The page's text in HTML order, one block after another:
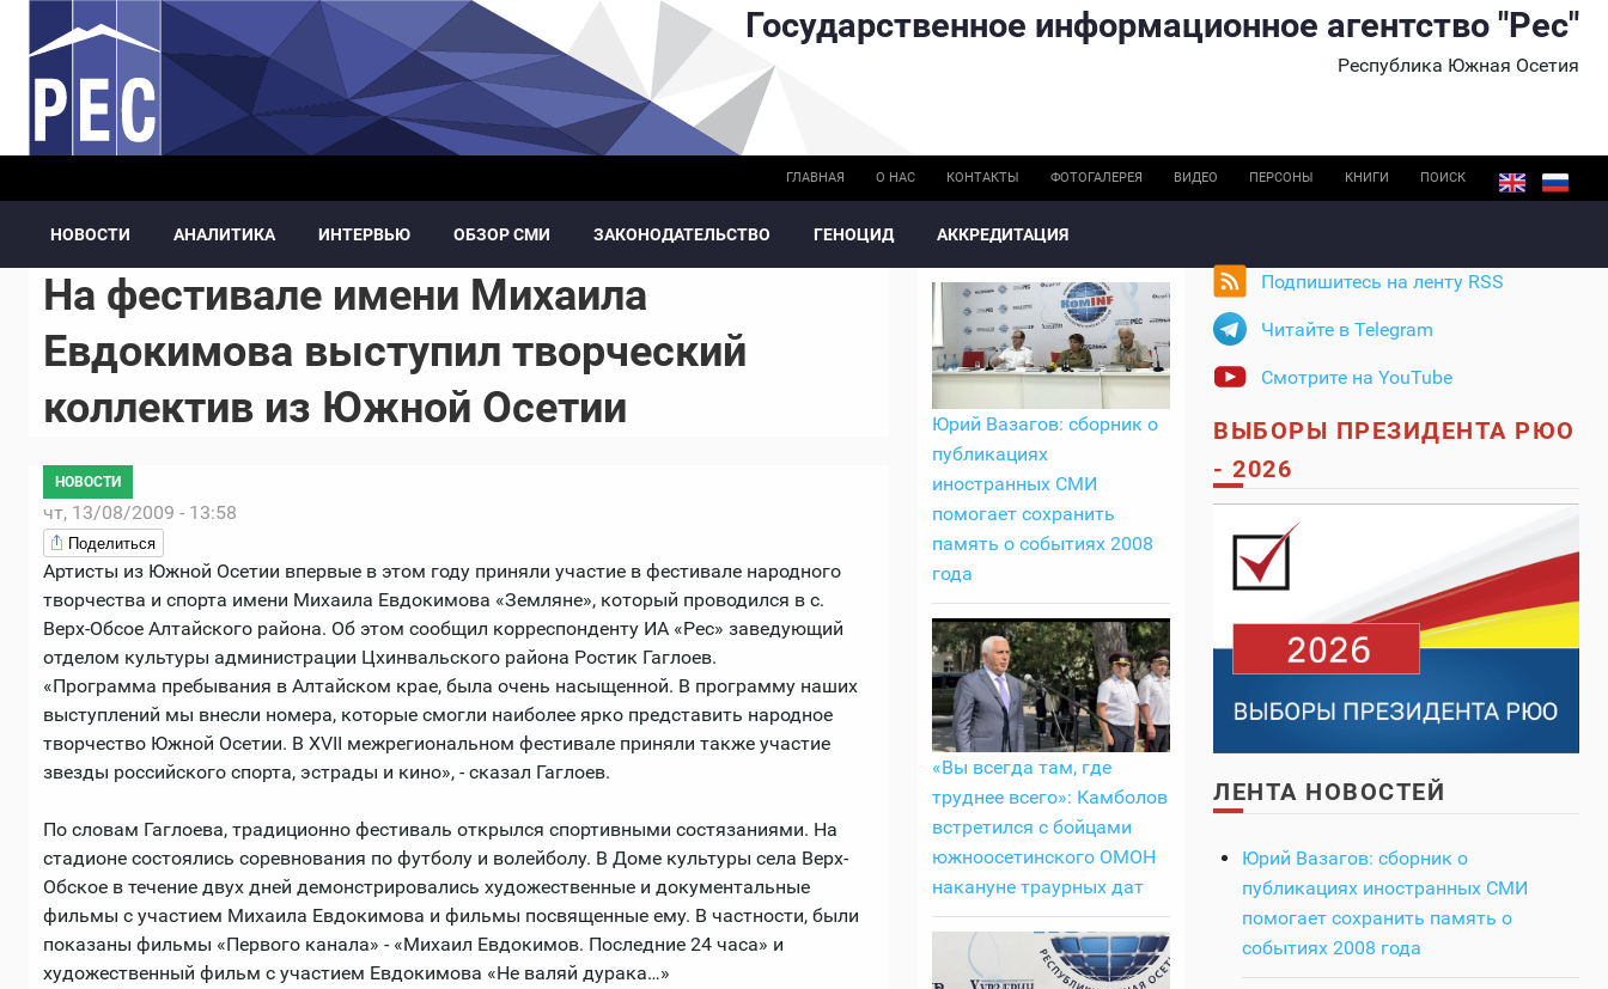
Перейти к основному содержанию Государственное информационное агентство "Рес"
Республика Южная Осетия
ГЛАВНАЯ О НАС КОНТАКТЫ ФОТОГАЛЕРЕЯ ВИДЕО ПЕРСОНЫ КНИГИ ПОИСК
НОВОСТИ АНАЛИТИКА ИНТЕРВЬЮ ОБЗОР СМИ ЗАКОНОДАТЕЛЬСТВО ГЕНОЦИД АККРЕДИТАЦИЯ
На фестивале имени Михаила
Евдокимова выступил творческий
коллектив из Южной Осетии
НОВОСТИ
чт, 13/08/2009 - 13:58
Поделиться
Артисты из Южной Осетии впервые в этом году приняли участие в фестивале народного
творчества и спорта имени Михаила Евдокимова «Земляне», который проводился в с.
Верх-Обсое Алтайского района. Об этом сообщил корреспонденту ИА «Рес» заведующий
отделом культуры администрации Цхинвальского района Ростик Гаглоев.
«Программа пребывания в Алтайском крае, была очень насыщенной. В программу наших
выступлений мы внесли номера, которые смогли наиболее ярко представить народное
творчество Южной Осетии. В XVII межрегиональном фестивале приняли также участие
звезды российского спорта, эстрады и кино», - сказал Гаглоев.
По словам Гаглоева, традиционно фестиваль открылся спортивными состязаниями. На
стадионе состоялись соревнования по футболу и волейболу. В Доме культуры села Верх-
Обское в течение двух дней демонстрировались художественные и документальные
фильмы с участием Михаила Евдокимова и фильмы посвященные ему. В частности, были
показаны фильмы «Первого канала» - «Михаил Евдокимов. Последние 24 часа» и
художественный фильм с участием Евдокимова «Не валяй дурака…»
Юрий Вазагов: сборник о
публикациях
иностранных СМИ
помогает сохранить
память о событиях 2008
года
«Вы всегда там, где
труднее всего»: Камболов
встретился с бойцами
южноосетинского ОМОН
накануне траурных дат
Подпишитесь на ленту RSS
Читайте в Telegram
Смотрите на YouTube
ВЫБОРЫ ПРЕЗИДЕНТА РЮО
- 2026
ЛЕНТА НОВОСТЕЙ
Юрий Вазагов: сборник о
публикациях иностранных СМИ
помогает сохранить память о
событиях 2008 года